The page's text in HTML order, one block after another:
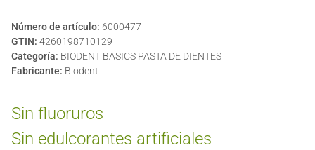
Número de artículo: 6000477
GTIN: 4260198710129
Categoría: BIODENT BASICS PASTA DE DIENTES
Fabricante: Biodent
Sin fluoruros
Sin edulcorantes artificiales